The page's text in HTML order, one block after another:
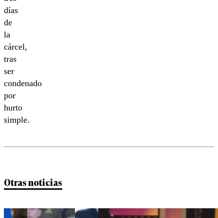
días
de
la
cárcel,
tras
ser
condenado
por
hurto
simple.
Otras noticias